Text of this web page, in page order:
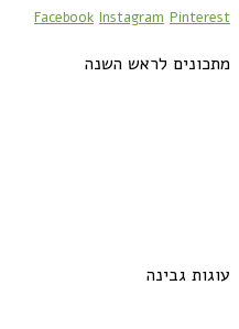
Facebook Instagram Pinterest
מתכונים לראש השנה
עוגות גבינה